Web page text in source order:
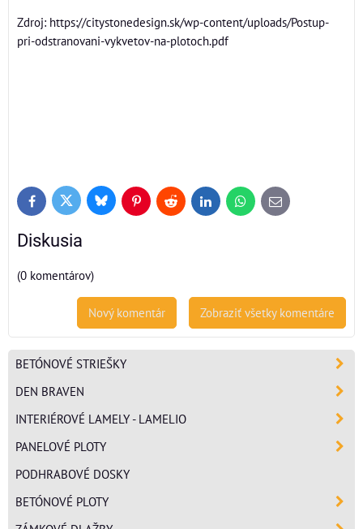
Zdroj: https://citystonedesign.sk/wp-content/uploads/Postup-
pri-odstranovani-vykvetov-na-plotoch.pdf
FacebookTwitter BlueskyPinterestReddit LinkedInWhatsApp
E-
mail
Diskusia
(0 komentárov)
Zobraziť všetky komentáre
Nový komentár
BETÓNOVÉ STRIEŠKY
DEN BRAVEN
INTERIÉROVÉ LAMELY - LAMELIO
PANELOVÉ PLOTY
PODHRABOVÉ DOSKY
BETÓNOVÉ PLOTY